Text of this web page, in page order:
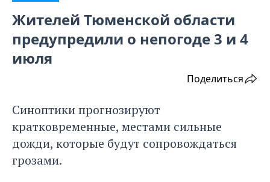
Жителей Тюменской области
предупредили о непогоде 3 и 4
июля
Поделиться
Синоптики прогнозируют
кратковременные, местами сильные
дожди, которые будут сопровождаться
грозами.